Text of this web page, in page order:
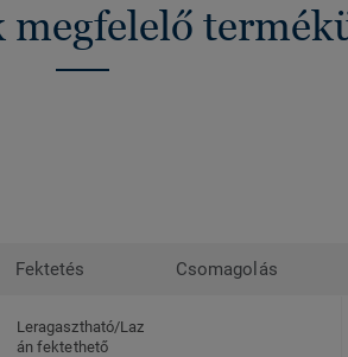
Fektetés Csomagolás
Leragasztható/Laz
án fektethető